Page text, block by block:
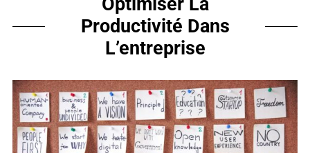
Productivité Dans
L’entreprise